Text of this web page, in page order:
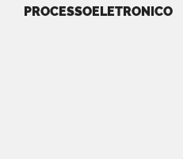
PROCESSOELETRONICO